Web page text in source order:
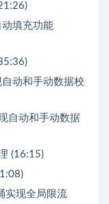
填充功能
动和手动数据校
自动和手动数据
(16:15)
实现全局限流